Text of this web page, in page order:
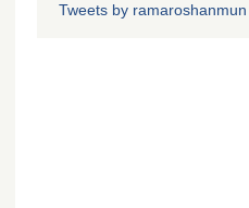
Tweets by ramaroshanmun